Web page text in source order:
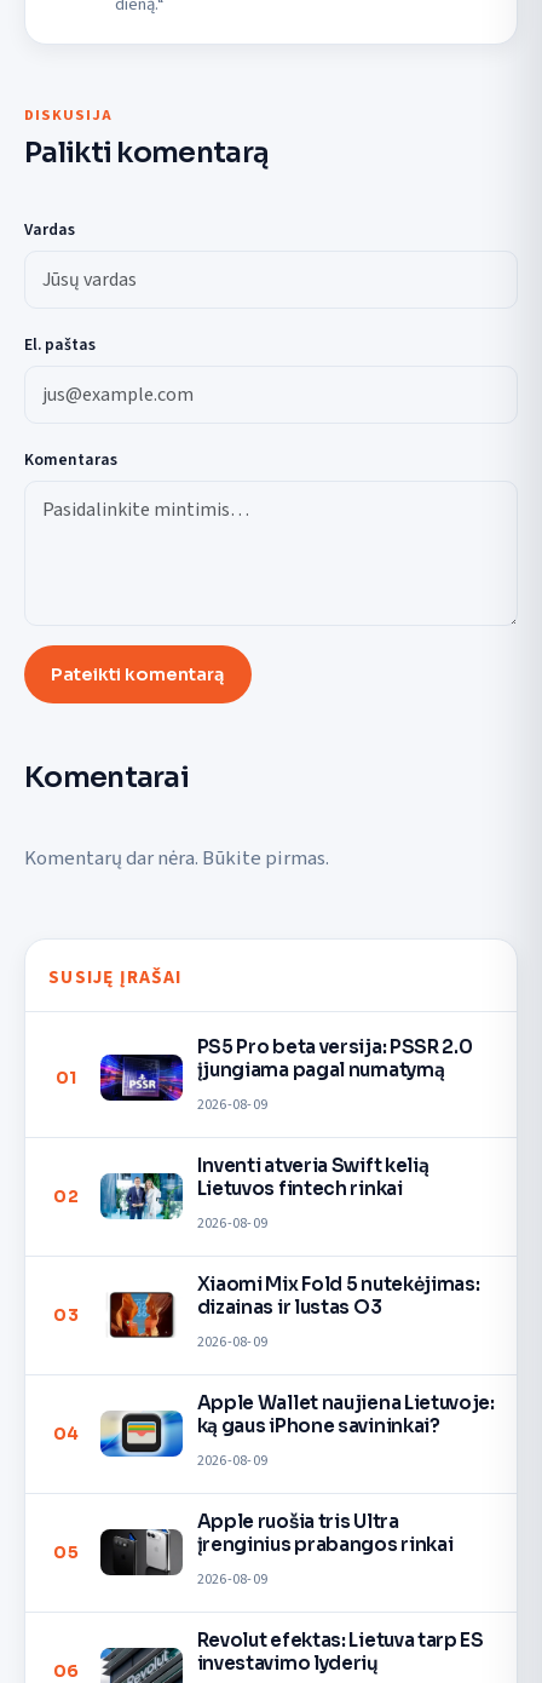
DISKUSIJA
Palikti komentarą
Vardas
El. paštas
Komentaras
Pateikti komentarą
Komentarai
Komentarų dar nėra. Būkite pirmas.
SUSIJĘ ĮRAŠAI
01
PS5 Pro beta versija: PSSR 2.0
įjungiama pagal numatymą
2026-08-09
02
Inventi atveria Swift kelią
Lietuvos fintech rinkai
2026-08-09
03
Xiaomi Mix Fold 5 nutekėjimas:
dizainas ir lustas O3
2026-08-09
04
Apple Wallet naujiena Lietuvoje:
ką gaus iPhone savininkai?
2026-08-09
05
Apple ruošia tris Ultra
įrenginius prabangos rinkai
2026-08-09
06
Revolut efektas: Lietuva tarp ES
investavimo lyderių